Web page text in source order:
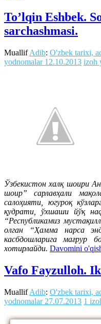
To’lqin Eshbek.
sarchashmasi.
MuallifAdib: O'zbek tarixi,
yodnomalar 12.10.2013 izoh
Ўзбекистон халқ шоири
шоир” сарлавҳали
салоҳияти, югуроқ
қудрати, ўхшаши йўқ
“Республикамиз
олган “Ҳамма нарса
касбдошларига мағрур
хотирлайди. Davomini
Vafo Fayzulloh.
MuallifAdib: O'zbek tarixi,
yodnomalar 27.07.2013 1